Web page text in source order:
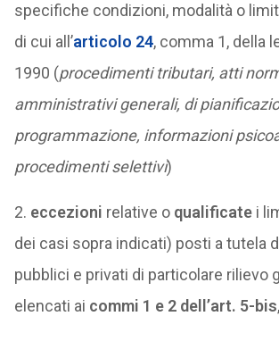
specifiche condizioni, modalità o
di cui all’articolo 24, comma 1, della
1990 (procedimenti tributari, atti
amministrativi generali, di
programmazione, informazioni
procedimenti selettivi)
2. eccezioni relative o qualificatei
dei casi sopra indicati) posti a tutela
pubblici e privati di particolare rilievo
elencati ai commi 1 e 2 dell’art. 5-bis